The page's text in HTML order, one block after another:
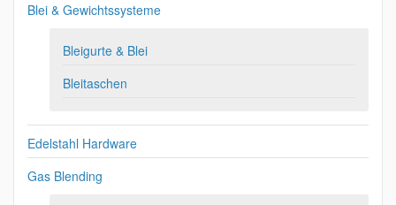
Blei & Gewichtssysteme
Bleigurte & Blei
Bleitaschen
Edelstahl Hardware
Gas Blending